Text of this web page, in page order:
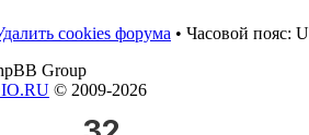
cookies форума • Часовой пояс:
Group
© 2009-2026